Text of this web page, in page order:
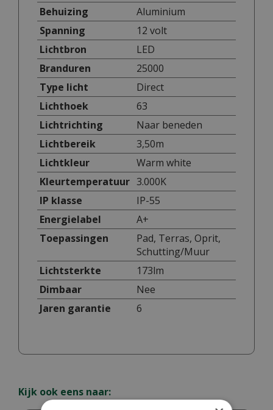
Behuizing
Aluminium
Spanning
12 volt
Lichtbron
LED
Branduren
25000
Type licht
Direct
Lichthoek
63
Lichtrichting
Naar beneden
Lichtbereik
3,50m
Lichtkleur
Warm white
Kleurtemperatuur 3.000K
IP klasse
IP-55
Energielabel
A+
Toepassingen
Pad, Terras, Oprit,
Schutting/Muur
Lichtsterkte
173lm
Dimbaar
Nee
Jaren garantie
6
Kijk ook eens naar: